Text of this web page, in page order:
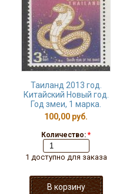
Таиланд 2013 год.
Китайский Новый год.
Год змеи, 1 марка.
100,00 руб.
Количество: *
1 доступно для заказа